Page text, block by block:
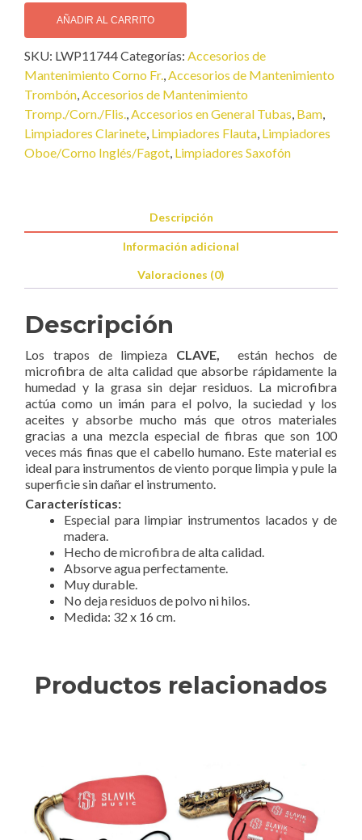
Microfibra
para
Instrumento
de
Aliento
cantidad
AÑADIR AL CARRITO
SKU: LWP11744Categorías: Accesorios de
Mantenimiento Corno Fr.,Accesorios de Mantenimiento
Trombón,Accesorios de Mantenimiento
Tromp./Corn./Flis.,Accesorios en General Tubas, Bam,
Limpiadores Clarinete, Limpiadores Flauta, Limpiadores
Oboe/Corno Inglés/Fagot, Limpiadores Saxofón
Descripción
Información adicional
Valoraciones (0)
Descripción
Los trapos de limpieza CLAVE,
están hechos de
microfibra de alta calidad que absorbe rápidamente la
humedad y la grasa sin dejar residuos. La microfibra
actúa como un imán para el polvo, la suciedad y los
aceites y absorbe mucho más que otros materiales
gracias a una mezcla especial de fibras que son 100
veces más finas que el cabello humano. Este material es
ideal para instrumentos de viento porque limpia y pule la
superficie sin dañar el instrumento.
Características:
Especial para limpiar instrumentos lacados y de
madera.
Hecho de microfibra de alta calidad.
Absorve agua perfectamente.
Muy durable.
No deja residuos de polvo ni hilos.
Medida: 32 x 16 cm.
Productos relacionados